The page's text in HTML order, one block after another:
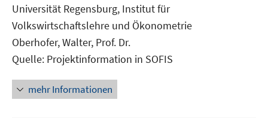
Universität Regensburg, Institut für
Volkswirtschaftslehre und Ökonometrie
Oberhofer, Walter, Prof. Dr.
Quelle: Projektinformation in SOFIS
mehr Informationen